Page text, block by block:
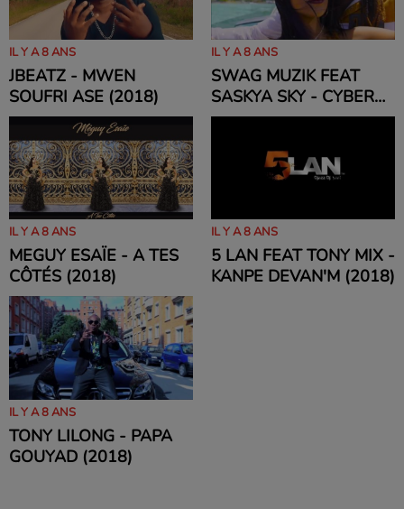
IL Y A 8 ANS
JBEATZ - MWEN
SOUFRI ASE (2018)
IL Y A 8 ANS
SWAG MUZIK FEAT
SASKYA SKY - CYBER
CRUSH (2018)
IL Y A 8 ANS
MEGUY ESAÏE - A TES
CÔTÉS (2018)
IL Y A 8 ANS
5 LAN FEAT TONY MIX -
KANPE DEVAN'M (2018)
IL Y A 8 ANS
TONY LILONG - PAPA
GOUYAD (2018)